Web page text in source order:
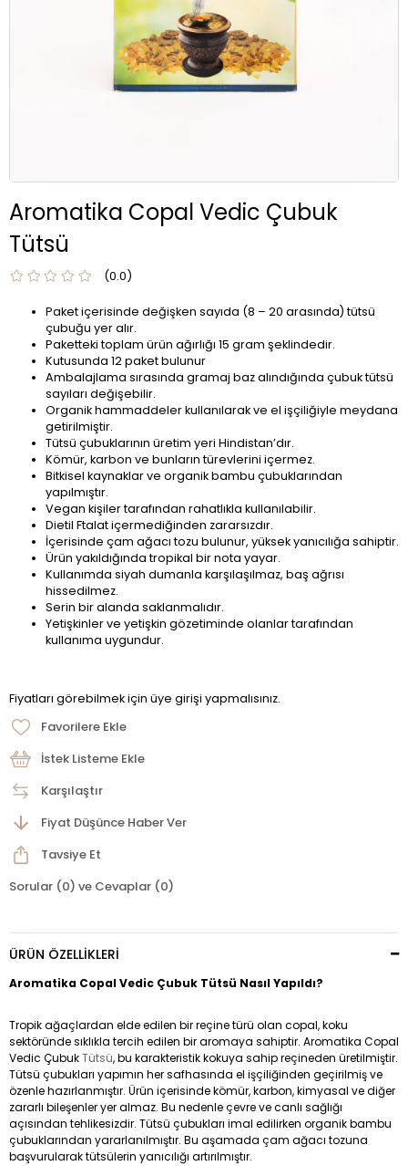
Aromatika Copal Vedic Çubuk
Tütsü
0.0
Paket içerisinde değişken sayıda (8 – 20 arasında) tütsü
çubuğu yer alır.
Paketteki toplam ürün ağırlığı 15 gram şeklindedir.
Kutusunda 12 paket bulunur
Ambalajlama sırasında gramaj baz alındığında çubuk tütsü
sayıları değişebilir.
Organik hammaddeler kullanılarak ve el işçiliğiyle meydana
getirilmiştir.
Tütsü çubuklarının üretim yeri Hindistan’dır.
Kömür, karbon ve bunların türevlerini içermez.
Bitkisel kaynaklar ve organik bambu çubuklarından
yapılmıştır.
Vegan kişiler tarafından rahatlıkla kullanılabilir.
Dietil Ftalat içermediğinden zararsızdır.
İçerisinde çam ağacı tozu bulunur, yüksek yanıcılığa sahiptir.
Ürün yakıldığında tropikal bir nota yayar.
Kullanımda siyah dumanla karşılaşılmaz, baş ağrısı
hissedilmez.
Serin bir alanda saklanmalıdır.
Yetişkinler ve yetişkin gözetiminde olanlar tarafından
kullanıma uygundur.
Fiyatları görebilmek için üye girişi yapmalısınız.
Favorilere Ekle
İstek Listeme Ekle
Karşılaştır
Fiyat Düşünce Haber Ver
Tavsiye Et
Sorular (0) ve Cevaplar (0)
ÜRÜN ÖZELLIKLERI
Aromatika Copal Vedic Çubuk Tütsü Nasıl Yapıldı?
Tropik ağaçlardan elde edilen bir reçine türü olan copal, koku
sektöründe sıklıkla tercih edilen bir aromaya sahiptir. Aromatika Copal
Vedic ÇubukTütsü, bu karakteristik kokuya sahip reçineden üretilmiştir.
Tütsü çubukları yapımın her safhasında el işçiliğinden geçirilmiş ve
özenle hazırlanmıştır. Ürün içerisinde kömür, karbon, kimyasal ve diğer
zararlı bileşenler yer almaz. Bu nedenle çevre ve canlı sağlığı
açısından tehlikesizdir. Tütsü çubukları imal edilirken organik bambu
çubuklarından yararlanılmıştır. Bu aşamada çam ağacı tozuna
başvurularak tütsülerin yanıcılığı artırılmıştır.